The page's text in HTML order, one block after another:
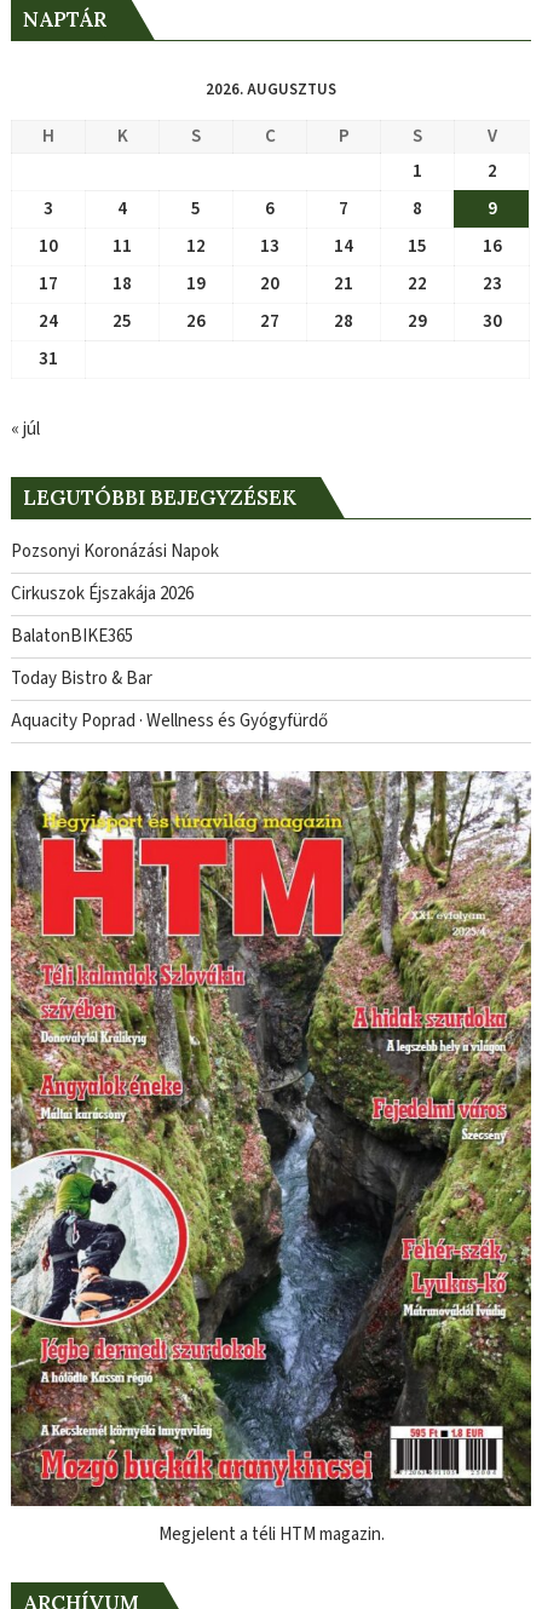
NAPTÁR
2026. AUGUSZTUS
H K S C P S
V
1
2
3
4 5 6 7 8
9
10
11 12 13 14 15
16
17
18 19 20 21 22
23
24
25 26 27 28 29
30
31
« júl
LEGUTÓBBI BEJEGYZÉSEK
Pozsonyi Koronázási Napok
Cirkuszok Éjszakája 2026
BalatonBIKE365
Today Bistro & Bar
Aquacity Poprad · Wellness és Gyógyfürdő
Megjelent a téli HTM magazin.
ARCHÍVUM